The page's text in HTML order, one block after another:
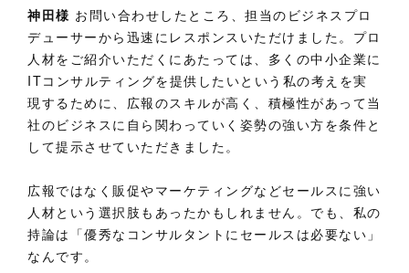
神田様 お問い合わせしたところ、担当のビジネスプロ
デューサーから迅速にレスポンスいただけました。プロ
人材をご紹介いただくにあたっては、多くの中小企業に
ITコンサルティングを提供したいという私の考えを実
現するために、広報のスキルが高く、積極性があって当
社のビジネスに自ら関わっていく姿勢の強い方を条件と
して提示させていただきました。
広報ではなく販促やマーケティングなどセールスに強い
人材という選択肢もあったかもしれません。でも、私の
持論は「優秀なコンサルタントにセールスは必要ない」
なんです。